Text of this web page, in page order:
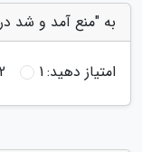
به "منع آمد و شد در
امتیاز دهید:1
2